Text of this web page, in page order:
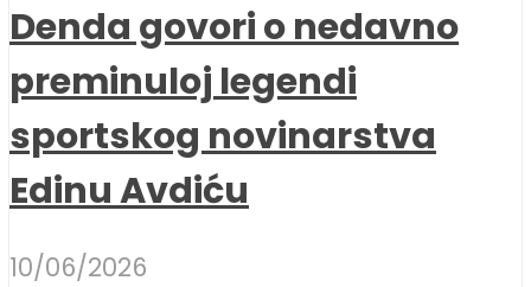
Denda govori o nedavno
preminuloj legendi
sportskog novinarstva
Edinu Avdiću
10/06/2026